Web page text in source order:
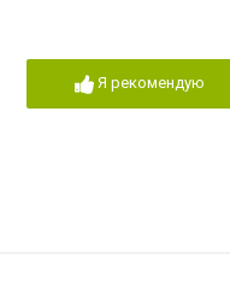
Я рекомендую